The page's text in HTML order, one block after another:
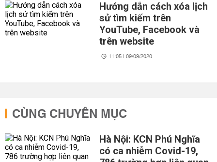
Hướng dẫn cách xóa lịch
sử tìm kiếm trên
YouTube, Facebook và
trên website
11:05 | 09/09/2020
CÙNG CHUYÊN MỤC
Hà Nội: KCN Phú Nghĩa
có ca nhiễm Covid-19,